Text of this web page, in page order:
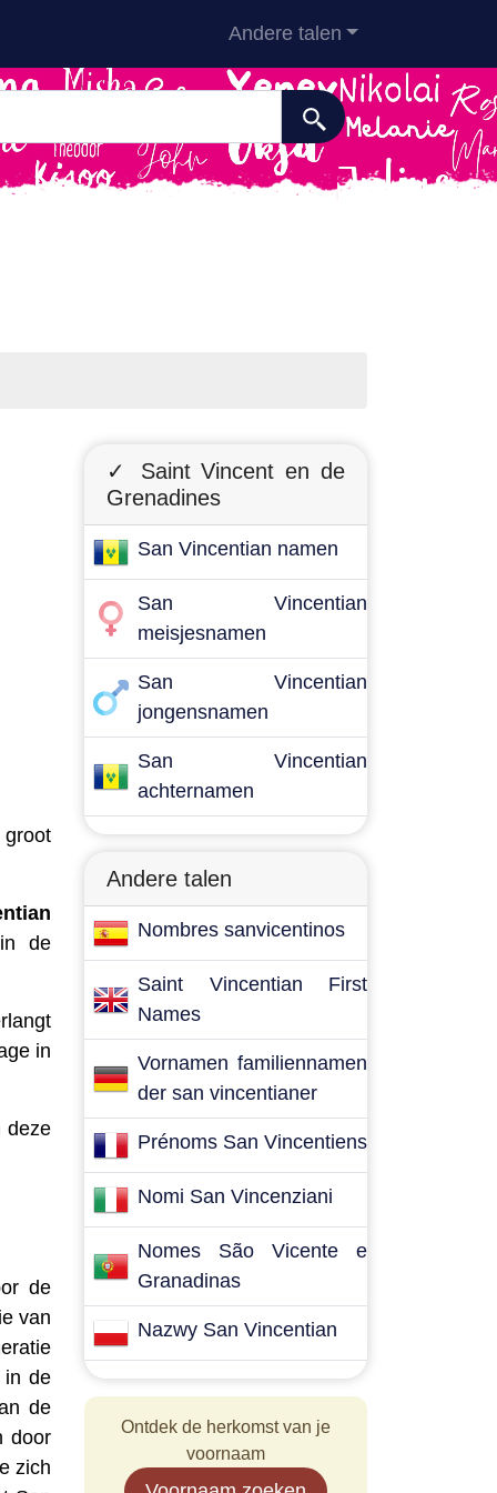
Andere talen
de
in
deze
de
van
in de
de
door
zich
✓ Saint Vincent en de
Grenadines
San Vincentian namen
San Vincentian
meisjesnamen
San Vincentian
jongensnamen
San Vincentian
achternamen
Andere talen
Nombres sanvicentinos
Saint Vincentian First
Names
Vornamen familiennamen
der san vincentianer
Prénoms San Vincentiens
Nomi San Vincenziani
Nomes São Vicente e
Granadinas
Nazwy San Vincentian
Ontdek de herkomst van je
voornaam